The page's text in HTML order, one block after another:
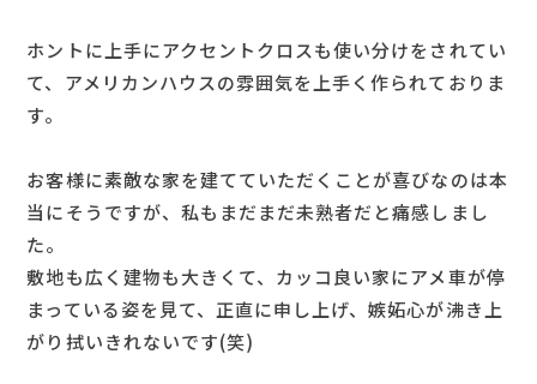
ホントに上手にアクセントクロスも使い分けをされてい
て、アメリカンハウスの雰囲気を上手く作られておりま
す。
お客様に素敵な家を建てていただくことが喜びなのは本
当にそうですが、私もまだまだ未熟者だと痛感しまし
た。
敷地も広く建物も大きくて、カッコ良い家にアメ車が停
まっている姿を見て、正直に申し上げ、嫉妬心が沸き上
がり拭いきれないです(笑)